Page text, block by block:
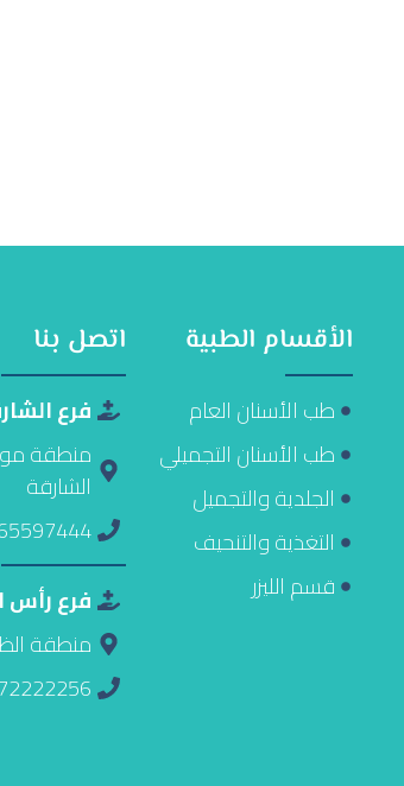
الأقسام الطبية
طب الأسنان العام
طب الأسنان التجميلي
الجلدية والتجميل
التغذية والتنحيف
قسم الليزر
اتصل بنا
فرع
منطقة
الشارقة
فرع رأس
منطقة